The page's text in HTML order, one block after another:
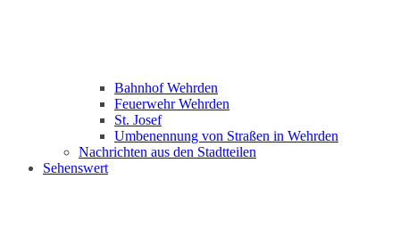
Bahnhof Wehrden
Feuerwehr Wehrden
St. Josef
Umbenennung von Straßen in Wehrden
Nachrichten aus den Stadtteilen
Sehenswert